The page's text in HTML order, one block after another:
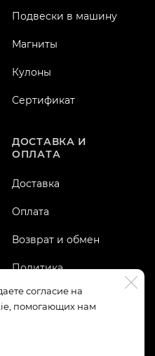
согласие на
помогающих нам
Подвески в машину
Магниты
Кулоны
Сертификат
ДОСТАВКА И
ОПЛАТА
Доставка
Оплата
Возврат и обмен
Политика
конфиденциальности
Публичная оферта